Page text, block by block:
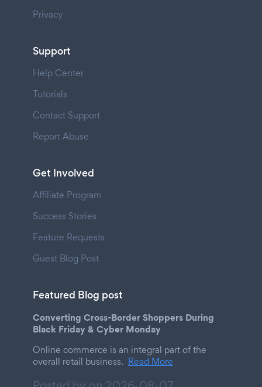
Privacy
Support
Help Center
Tutorials
Contact Support
Report Abuse
Get Involved
Affiliate Program
Success Stories
Feature Requests
Guest Blog Post
Featured Blog post
Converting Cross-Border Shoppers During
Black Friday & Cyber Monday
Online commerce is an integral part of the
overall retail business. Read More